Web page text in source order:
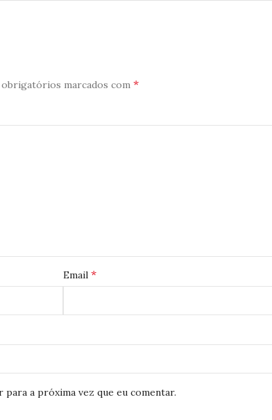
obrigatórios marcados com *
Email *
a próxima vez que eu comentar.